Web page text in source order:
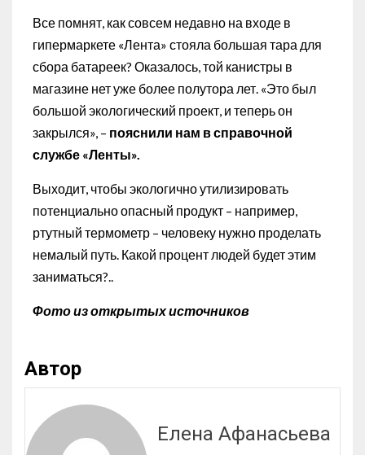
Все помнят, как совсем недавно на входе в
гипермаркете «Лента» стояла большая тара для
сбора батареек? Оказалось, той канистры в
магазине нет уже более полутора лет. «Это был
большой экологический проект, и теперь он
закрылся», – пояснили нам в справочной
службе «Ленты».
Выходит, чтобы экологично утилизировать
потенциально опасный продукт – например,
ртутный термометр – человеку нужно проделать
немалый путь. Какой процент людей будет этим
заниматься?..
Фото из открытых источников
Автор
Елена Афанасьева